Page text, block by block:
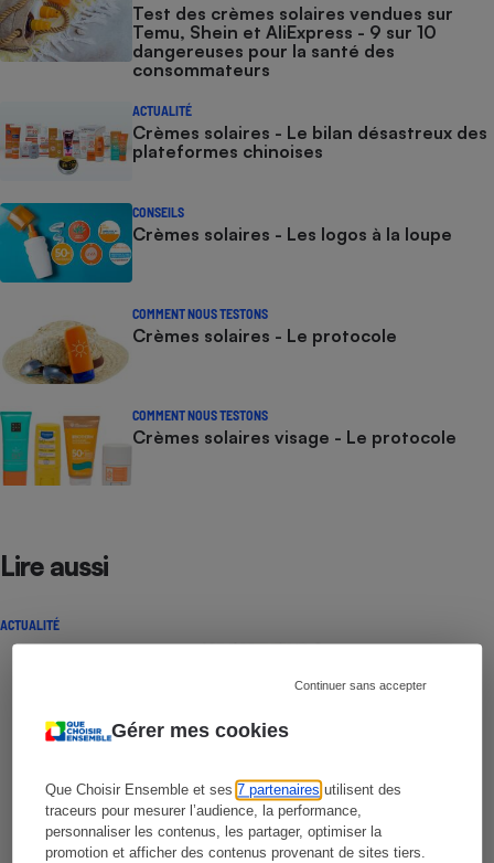
Gérer mes cookies
Que Choisir Ensemble et ses7 partenaires utilisent des
traceurs pour mesurer l’audience, la performance,
personnaliser les contenus, les partager, optimiser la
promotion et afficher des contenus provenant de sites tiers.
Continuer sans accepter
Test des crèmes solaires vendues sur
Temu, Shein et AliExpress - 9 sur 10
dangereuses pour la santé des
consommateurs
ACTUALITÉ
Crèmes solaires - Le bilan désastreux des
plateformes chinoises
CONSEILS
Crèmes solaires - Les logos à la loupe
COMMENT NOUS TESTONS
Crèmes solaires - Le protocole
COMMENT NOUS TESTONS
Crèmes solaires visage - Le protocole
Lire aussi
ACTUALITÉ